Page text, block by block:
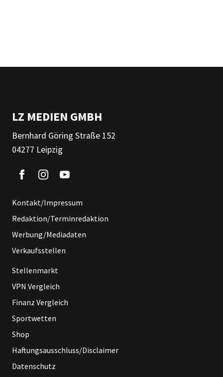
LZ MEDIEN GMBH
Bernhard Göring Straße 152
04277 Leipzig
Kontakt/Impressum
Redaktion/Terminredaktion
Werbung/Mediadaten
Verkaufsstellen
Stellenmarkt
VPN Vergleich
Finanz Vergleich
Sportwetten
Shop
Haftungsausschluss/Disclaimer
Datenschutz